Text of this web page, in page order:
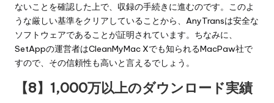
ないことを確認した上で、収録の手続きに進むのです。このよ
うな厳しい基準をクリアしていることから、AnyTransは安全な
ソフトウェアであることが証明されています。ちなみに、
SetAppの運営者はCleanMyMac Xでも知られるMacPaw社で
すので、その信頼性も高いと言えるでしょう。
【8】1,000万以上のダウンロード実績